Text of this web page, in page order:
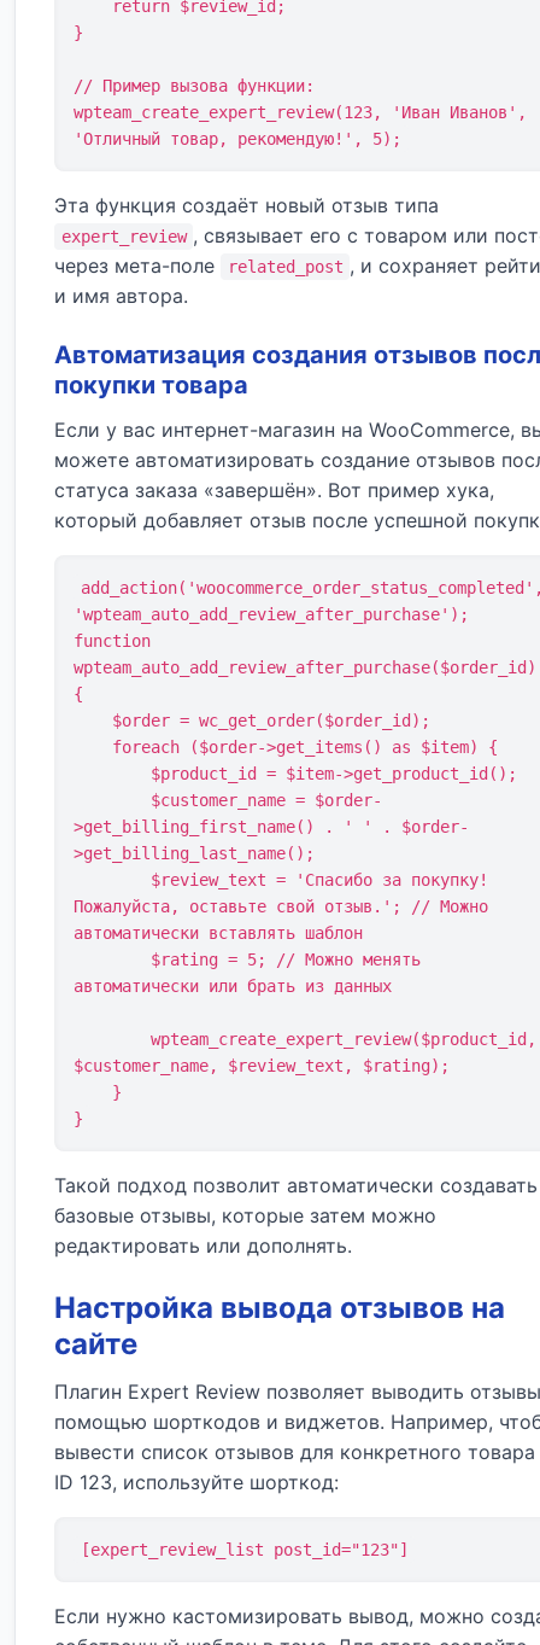
}
// Пример вызова функции:
wpteam_create_expert_review(123, 'Иван Иванов',
'Отличный товар, рекомендую!', 5);
Эта функция создаёт новый отзыв типа
expert_review , связывает его с товаром или
через мета-поле
related_post , и сохраняет
и имя автора.
Автоматизация создания отзывов
покупки товара
Если у вас интернет-магазин на WooCommerce,
можете автоматизировать создание отзывов
статуса заказа «завершён». Вот пример хука,
который добавляет отзыв после успешной
'wpteam_auto_add_review_after_purchase');
function
{
>get_billing_first_name() . ' ' . $order-
>get_billing_last_name();
Пожалуйста, оставьте свой отзыв.'; // Можно
автоматически вставлять шаблон
автоматически или брать из данных
$customer_name, $review_text, $rating);
}
Такой подход позволит автоматически создавать
базовые отзывы, которые затем можно
редактировать или дополнять.
Настройка вывода отзывов на
сайте
Плагин Expert Review позволяет выводить
помощью шорткодов и виджетов. Например,
вывести список отзывов для конкретного товара
ID 123, используйте шорткод:
[expert_review_list post_id="123"]
Если нужно кастомизировать вывод, можно